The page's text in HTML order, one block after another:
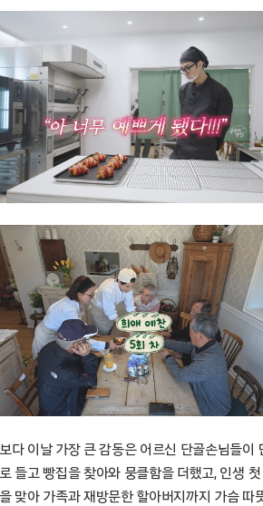
다 이날 가장 큰 감동은 어르신 단골손님들
들고 빵집을 찾아와 뭉클함을 더했고, 인생
맞아 가족과 재방문한 할아버지까지 가슴 따